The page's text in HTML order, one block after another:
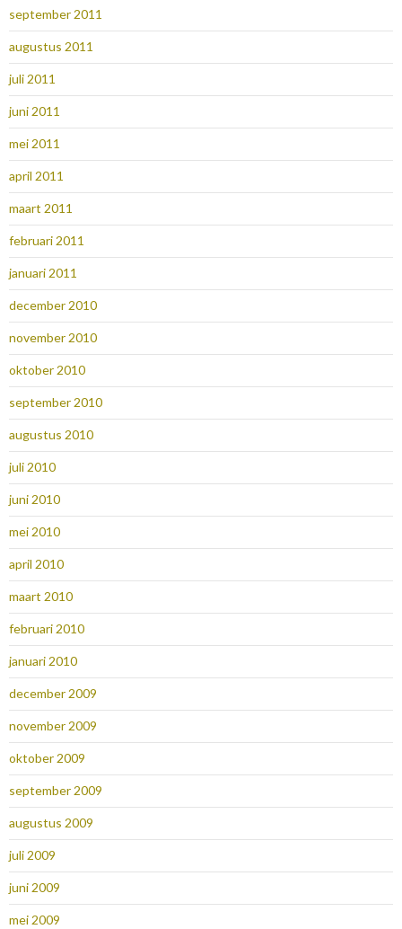
september 2011
augustus 2011
juli 2011
juni 2011
mei 2011
april 2011
maart 2011
februari 2011
januari 2011
december 2010
november 2010
oktober 2010
september 2010
augustus 2010
juli 2010
juni 2010
mei 2010
april 2010
maart 2010
februari 2010
januari 2010
december 2009
november 2009
oktober 2009
september 2009
augustus 2009
juli 2009
juni 2009
mei 2009